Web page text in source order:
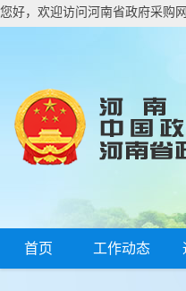
您好，欢迎访问河南省政府采购网
首页 工作动态